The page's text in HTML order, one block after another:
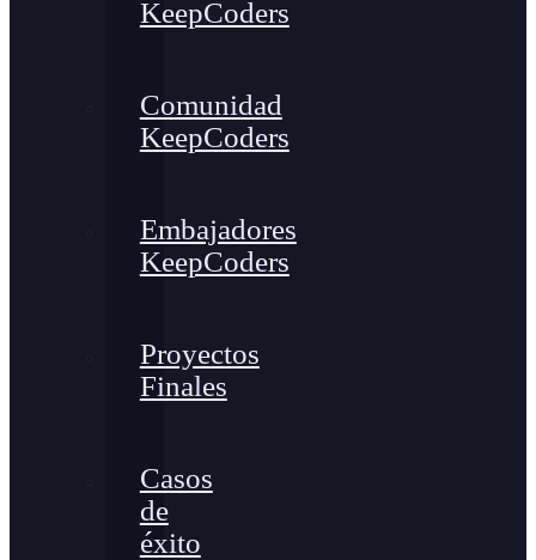
KeepCoders
Comunidad
KeepCoders
Embajadores
KeepCoders
Proyectos
Finales
Casos
de
éxito